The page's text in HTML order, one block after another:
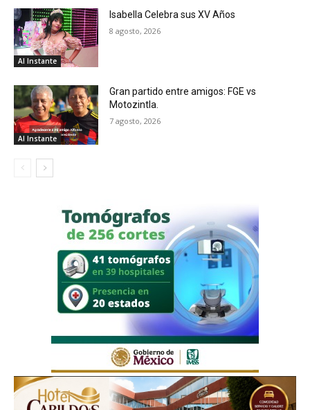
Al Instante
Isabella Celebra sus XV Años
8 agosto, 2026
Al Instante
Gran partido entre amigos: FGE vs
Motozintla.
7 agosto, 2026